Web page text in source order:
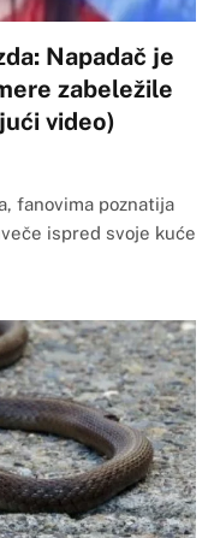
Napadač je
zabeležile
video)
fanovima poznatija
ispred svoje kuće